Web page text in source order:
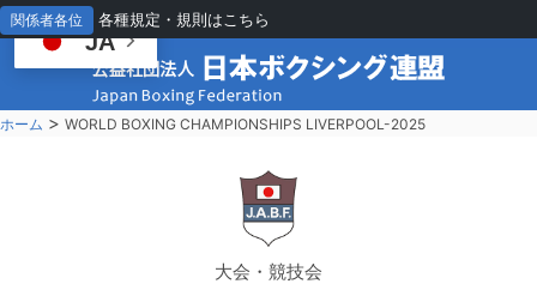
関係者各位 各種規定・規則はこちら
ホーム > WORLD BOXING CHAMPIONSHIPS LIVERPOOL-2025
大会・競技会
JA